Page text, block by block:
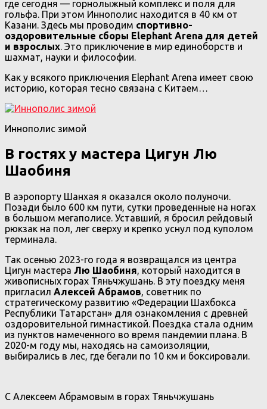
где сегодня — горнолыжный комплекс и поля для
гольфа. При этом Иннополис находится в 40 км от
Казани. Здесь мы проводим спортивно-
оздоровительные сборы Elephant Arena для детей
и взрослых. Это приключение в мир единоборств и
шахмат, науки и философии.
Как у всякого приключения Elephant Arena имеет свою
историю, которая тесно связана с Китаем…
Иннополис зимой
В гостях у мастера Цигун Лю
Шаобиня
В аэропорту Шанхая я оказался около полуночи.
Позади было 600 км пути, сутки проведенные на ногах
в большом мегаполисе. Уставший, я бросил рейдовый
рюкзак на пол, лег сверху и крепко уснул под куполом
терминала.
Так осенью 2023-го года я возвращался из центра
Цигун мастера Лю Шаобиня, который находится в
живописных горах Тяньчжушань. В эту поездку меня
пригласил Алексей Абрамов, советник по
стратегическому развитию «Федерации Шахбокса
Республики Татарстан» для ознакомления с древней
оздоровительной гимнастикой. Поездка стала одним
из пунктов намеченного во время пандемии плана. В
2020-м году мы, находясь на самоизоляции,
выбирались в лес, где бегали по 10 км и боксировали.
С Алексеем Абрамовым в горах Тяньчжушань